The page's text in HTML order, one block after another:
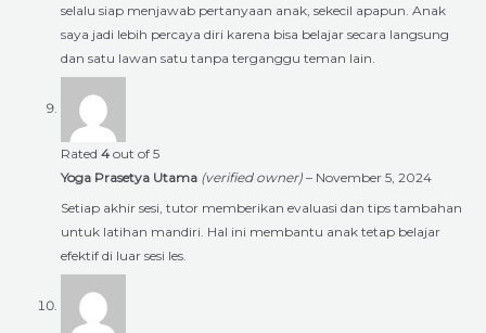
selalu siap menjawab pertanyaan anak, sekecil apapun. Anak
saya jadi lebih percaya diri karena bisa belajar secara langsung
dan satu lawan satu tanpa terganggu teman lain.
Rated 4 out of 5
Yoga Prasetya Utama (verified owner) – November 5, 2024
Setiap akhir sesi, tutor memberikan evaluasi dan tips tambahan
untuk latihan mandiri. Hal ini membantu anak tetap belajar
efektif di luar sesi les.